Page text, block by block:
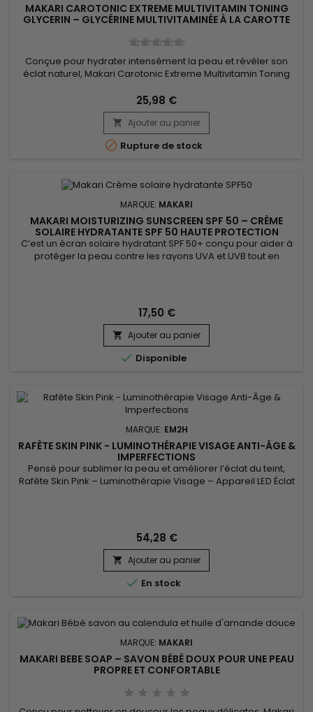
MAKARI CAROTONIC EXTREME MULTIVITAMIN TONING
GLYCERIN – GLYCÉRINE MULTIVITAMINÉE À LA CAROTTE
Conçue pour hydrater intensément la peau et révéler son
éclat naturel, Makari Carotonic Extreme Multivitamin Toning
sèches ou en manque de confort. Sa formule associe l’Huile
de Graines de Carotte, les Vitamines C & E, l’Extrait de
Réglisse, l’Extrait de Racine de Mûrier et des...
25,98 €
 Ajouter au panier
 Rupture de stock
MARQUE: MAKARI
MAKARI MOISTURIZING SUNSCREEN SPF 50 – CRÈME
SOLAIRE HYDRATANTE SPF 50 HAUTE PROTECTION
C’est un écran solaire hydratant SPF 50+ conçu pour aider à
protéger la peau contre les rayons UVA et UVB tout en
reconnus pour leurs propriétés protectrices et
adoucissantes. Sa...
17,50 €
 Ajouter au panier
 Disponible
MARQUE: EM2H
RAFÈTE SKIN PINK - LUMINOTHÉRAPIE VISAGE ANTI-ÂGE &
IMPERFECTIONS
Pensé pour sublimer la peau et améliorer l’éclat du teint,
Rafète Skin Pink – Luminothérapie Visage – Appareil LED Éclat
la texture de la peau. Utilisé régulièrement, ce...
54,28 €
 Ajouter au panier
 En stock
MARQUE: MAKARI
MAKARI BEBE SOAP – SAVON BÉBÉ DOUX POUR UNE PEAU
PROPRE ET CONFORTABLE